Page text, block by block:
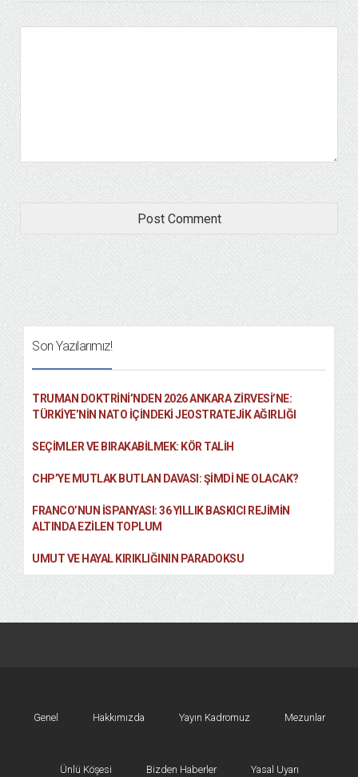
Son Yazılarımız!
TRUMAN DOKTRINI’NDEN 2026 ANKARA ZIRVESI’NE:
TÜRKIYE’NIN NATO İÇINDEKI JEOSTRATEJIK AĞIRLIĞI
SEÇIMLER VE BIRAKABILMEK: KÖR TALIH
CHP’YE MUTLAK BUTLAN DAVASI: ŞİMDİ NE OLACAK?
FRANCO’NUN İSPANYASI: 36 YILLIK BASKICI REJIMIN
ALTINDA EZILEN TOPLUM
UMUT VE HAYAL KIRIKLIĞININ PARADOKSU
Genel Hakkımızda Yayın Kadromuz Mezunlar
Ünlü Köşesi Bizden Haberler Yasal Uyarı